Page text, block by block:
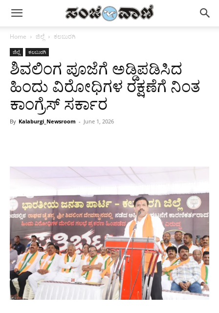
Home ಜಿಲ್ಲೆ ಕಲಬುರಗಿ
ಜಿಲ್ಲೆ ಕಲಬುರಗಿ
ಶಿವಲಿಂಗ ಪೂಜೆಗೆ ಅಡ್ಡಿಪಡಿಸಿದ
ಹಿಂದು ವಿರೋಧಿಗಳ ರಕ್ಷಣೆಗೆ ನಿಂತ
ಕಾಂಗ್ರೆಸ್ ಸರ್ಕಾರ
By Kalaburgi_Newsroom - June 1, 2026